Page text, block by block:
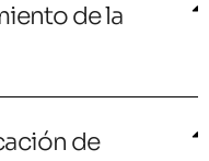
de la
de